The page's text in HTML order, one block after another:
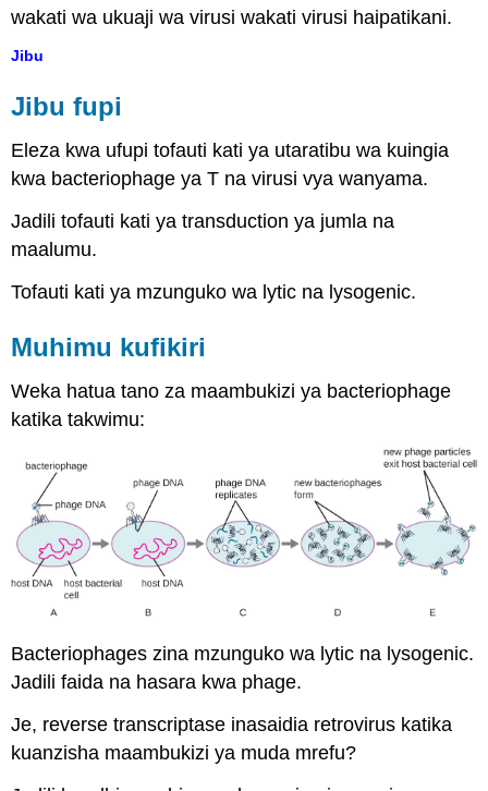
wakati wa ukuaji wa virusi wakati virusi haipatikani.
Jibu
Jibu fupi
Eleza kwa ufupi tofauti kati ya utaratibu wa kuingia
kwa bacteriophage ya T na virusi vya wanyama.
Jadili tofauti kati ya transduction ya jumla na
maalumu.
Tofauti kati ya mzunguko wa lytic na lysogenic.
Muhimu kufikiri
Weka hatua tano za maambukizi ya bacteriophage
katika takwimu:
Bacteriophages zina mzunguko wa lytic na lysogenic.
Jadili faida na hasara kwa phage.
Je, reverse transcriptase inasaidia retrovirus katika
kuanzisha maambukizi ya muda mrefu?